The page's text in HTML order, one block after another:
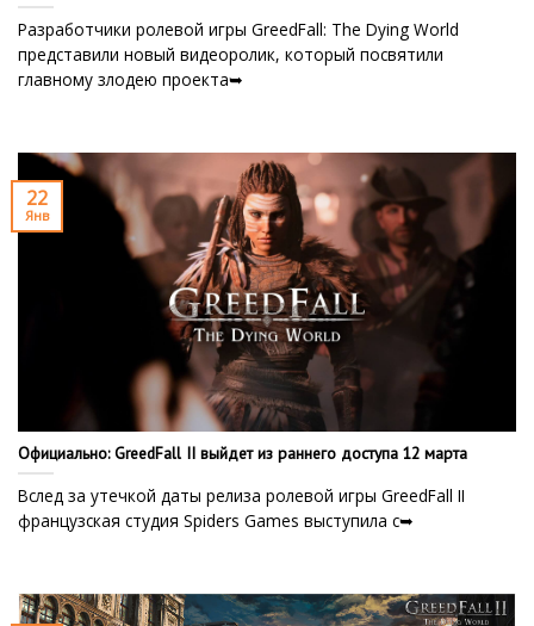
Разработчики ролевой игры GreedFall: The Dying World
представили новый видеоролик, который посвятили
главному злодею проекта➥
Официально: GreedFall II выйдет из раннего доступа 12 марта
Вслед за утечкой даты релиза ролевой игры GreedFall II
французская студия Spiders Games выступила с➥
22
Янв